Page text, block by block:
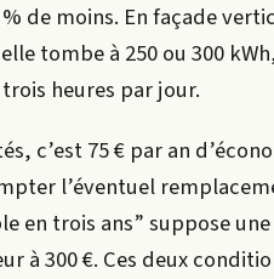
de moins. En façade
tombe à 250 ou 300
heures par jour.
c’est 75 € par an
l’éventuel
en trois ans” suppose
à 300 €. Ces deux